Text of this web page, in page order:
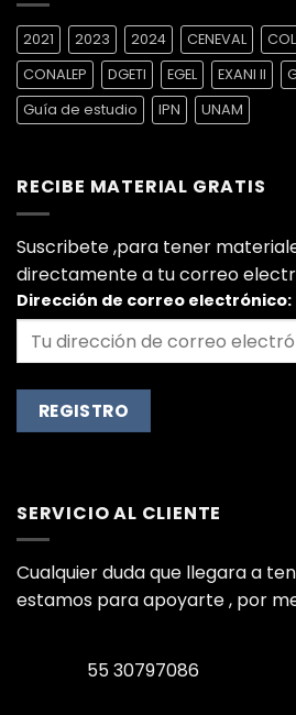
2021 2023 2024 CENEVAL
CONALEP
DGETI EGEL EXANI II
Guía de estudio
IPN UNAM
RECIBE MATERIAL GRATIS
Suscribete ,para tener
directamente a tu correo
Dirección de correo electrónico:
SERVICIO AL CLIENTE
Cualquier duda que llegara a
estamos para apoyarte , por
55 30797086